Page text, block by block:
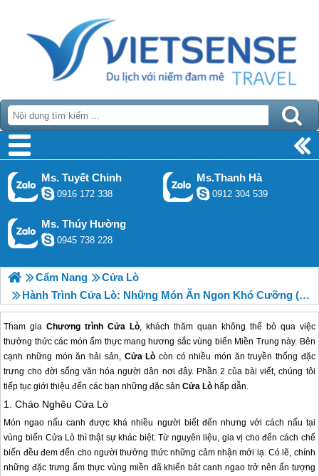
Ms. Tuyết Chinh
0916 172 338
Ms.Thanh Hà
0912 304 539
Ms. Thúy Hường
0945 738 228
Cẩm Nang
Cửa Lò
Hành Trình Cửa Lò: Những Món Ăn Ngon Khó Cưỡng (P2)
Tham giaChương trình Cửa Lò, khách thăm quan không thể bỏ qua việc
thưởng thức các món ẩm thực mang hương sắc vùng biển Miền Trung này. Bên
cạnh những món ăn hải sản, Cửa Lò còn có nhiều món ăn truyền thống đặc
trưng cho đời sống văn hóa người dân nơi đây. Phần 2 của bài viết, chúng tôi
tiếp tục giới thiệu đến các bạn những đặc sảnCửa Lò hấp dẫn.
1. Cháo NghêuCửa Lò
Món ngao nấu canh được khá nhiều người biết đến nhưng với cách nấu tại
vùng biển Cửa Lò thì thật sự khác biệt. Từ nguyên liệu, gia vị cho đến cách chế
biến đều đem đến cho người thưởng thức những cảm nhận mới lạ. Có lẽ, chính
những đặc trưng ẩm thực vùng miền đã khiến bát canh ngao trở nên ấn tượng